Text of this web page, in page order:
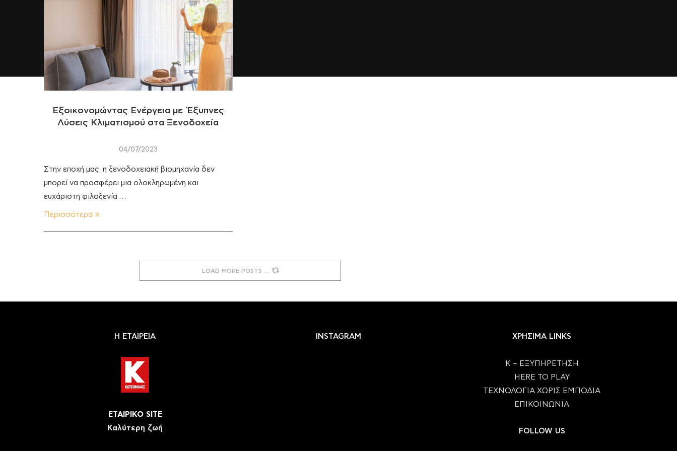
Εξοικονομώντας Ενέργεια με Έξυπνες
Λύσεις Κλιματισμού στα Ξενοδοχεία
04/07/2023
Στην εποχή μας, η ξενοδοχειακή βιομηχανία δεν
μπορεί να προσφέρει μια ολοκληρωμένη και
ευχάριστη φιλοξενία …
Περισσότερα
LOAD MORE POSTS
Η ΕΤΑΙΡΕΙΑ
ΕΤΑΙΡΙΚΟ SITE
Καλύτερη ζωή
INSTAGRAM ΧΡΗΣΙΜΑ LINKS
Κ – ΕΞΥΠΗΡΕΤΗΣΗ
HERE TO PLAY
ΤΕΧΝΟΛΟΓΙΑ ΧΩΡΙΣ ΕΜΠΟΔΙΑ
ΕΠΙΚΟΙΝΩΝΙΑ
FOLLOW US